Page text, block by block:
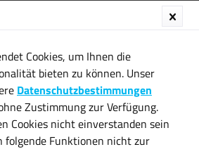
Cookies, um Ihnen die
bieten zu können. Unser
Datenschutzbestimmungen
Zustimmung zur Verfügung.
Cookies nicht einverstanden sein
folgende Funktionen nicht zur